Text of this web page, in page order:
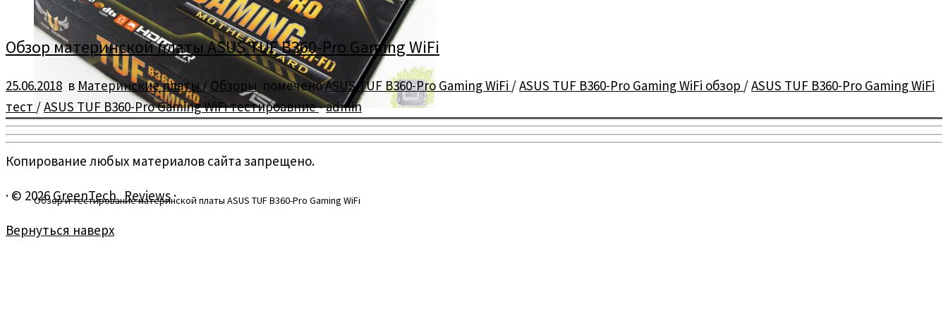
Обзор и тестирование материнской платы ASUS TUF B360-Pro Gaming WiFi
Обзор материнской платы ASUS TUF B360-Pro Gaming WiFi
25.06.2018 в Материнские платы/ Обзоры помеченоASUS TUF B360-Pro Gaming WiFi /ASUS TUF B360-Pro Gaming WiFi обзор /ASUS TUF B360-Pro Gaming WiFi
тест /ASUS TUF B360-Pro Gaming WiFi тестироавние-admin
Копирование любых материалов сайта запрещено.
· © 2026GreenTech_Reviews·
Вернуться наверх